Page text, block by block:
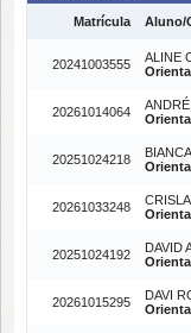
Matrícula Aluno/
20241003555
ALINE
20261014064
20251024218
20261033248
20251024192
DAVID
20261015295
DAVI